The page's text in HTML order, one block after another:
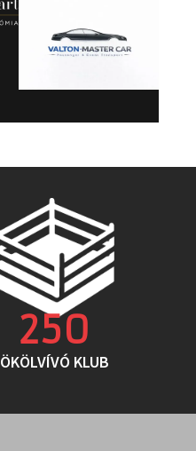
ÖKÖLVÍVÓ KLUB
250